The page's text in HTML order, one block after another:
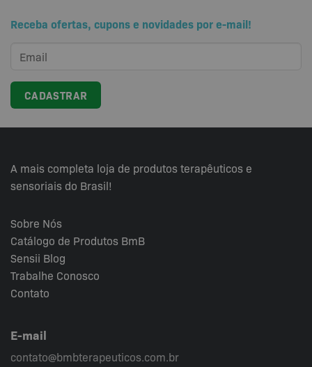
Receba ofertas, cupons e novidades por e-mail!
A mais completa loja de produtos terapêuticos e
sensoriais do Brasil!
Sobre Nós
Catálogo de Produtos BmB
Sensii Blog
Trabalhe Conosco
Contato
E-mail
contato@bmbterapeuticos.com.br